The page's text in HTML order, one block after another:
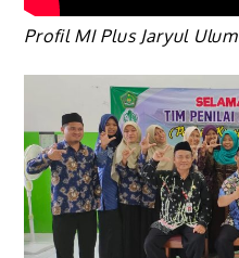
Profil MI Plus Jaryul Ulum